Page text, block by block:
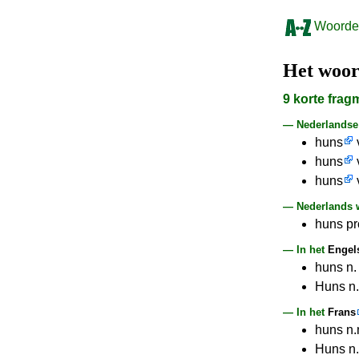
Het
9 korte
—
huns
huns
huns
— Nederlands
huns
— In het
huns
Huns
— In het Frans
huns
Huns